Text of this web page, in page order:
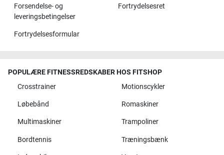
Forsendelse- og
leveringsbetingelser
Fortrydelsesret
Fortrydelsesformular
POPULÆRE FITNESSREDSKABER HOS FITSHOP
Crosstrainer
Motionscykler
Løbebånd Romaskiner
Multimaskiner Trampoliner
Bordtennis Træningsbænk